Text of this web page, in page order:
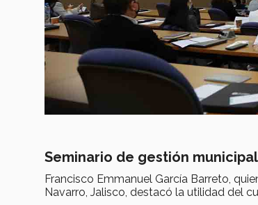
Seminario de gestión
Francisco Emmanuel García Barreto,
Navarro, Jalisco, destacó la utilidad del